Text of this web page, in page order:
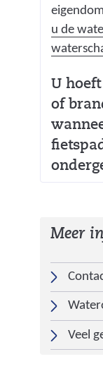
u de
U
of
Meer
Veel